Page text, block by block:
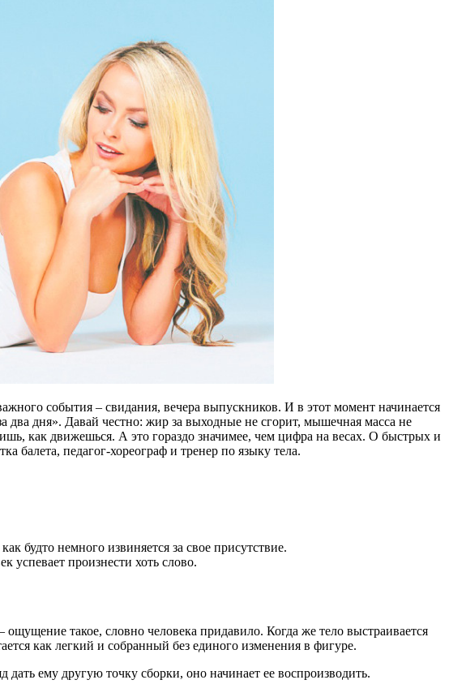
события – свидания, вечера выпускников. И в этот момент начинается
два дня». Давай честно: жир за выходные не сгорит, мышечная масса не
как движешься. А это гораздо значимее, чем цифра на весах. О быстрых и
балета, педагог-хореограф и тренер по языку тела.
будто немного извиняется за свое присутствие.
успевает произнести хоть слово.
такое, словно человека придавило. Когда же тело выстраивается
как легкий и собранный без единого изменения в фигуре.
ему другую точку сборки, оно начинает ее воспроизводить.